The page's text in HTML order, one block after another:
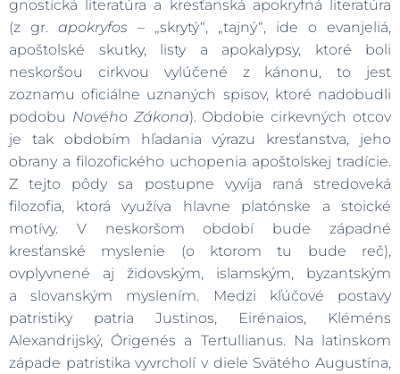
gnostická literatúra a kresťanská apokryfná literatúra
(z gr. apokryfos – „skrytý“, „tajný“, ide o evanjeliá,
apoštolské skutky, listy a apokalypsy, ktoré boli
neskoršou cirkvou vylúčené z kánonu, to jest
zoznamu oficiálne uznaných spisov, ktoré nadobudli
podobu Nového Zákona). Obdobie cirkevných otcov
je tak obdobím hľadania výrazu kresťanstva, jeho
obrany a filozofického uchopenia apoštolskej tradície.
Z tejto pôdy sa postupne vyvíja raná stredoveká
filozofia, ktorá využíva hlavne platónske a stoické
motívy. V neskoršom období bude západné
kresťanské myslenie (o ktorom tu bude reč),
ovplyvnené aj židovským, islamským, byzantským
a slovanským myslením. Medzi kľúčové postavy
patristiky patria Justinos, Eirénaios, Kléméns
Alexandrijský, Órigenés a Tertullianus. Na latinskom
západe patristika vyvrcholí v diele Svätého Augustína,